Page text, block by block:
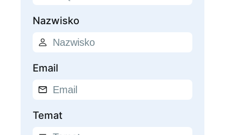
Nazwisko
Email
Temat